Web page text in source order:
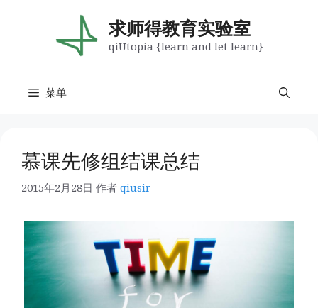
求师得教育实验室
qiUtopia {learn and let learn}
菜单
慕课先修组结课总结
2015年2月28日 作者 qiusir